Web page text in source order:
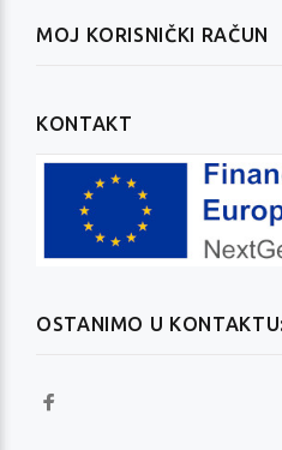
OSTANIMO U KONTAKTU:
MOJ KORISNIČKI RAČUN
KONTAKT